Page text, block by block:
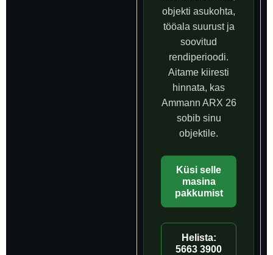
objekti asukohta,
tööala suurust ja
soovitud
rendiperioodi.
Aitame kiiresti
hinnata, kas
Ammann ARX 26
sobib sinu
objektile.
Küsi selle
masina
pakkumist
Helista:
5663 3900